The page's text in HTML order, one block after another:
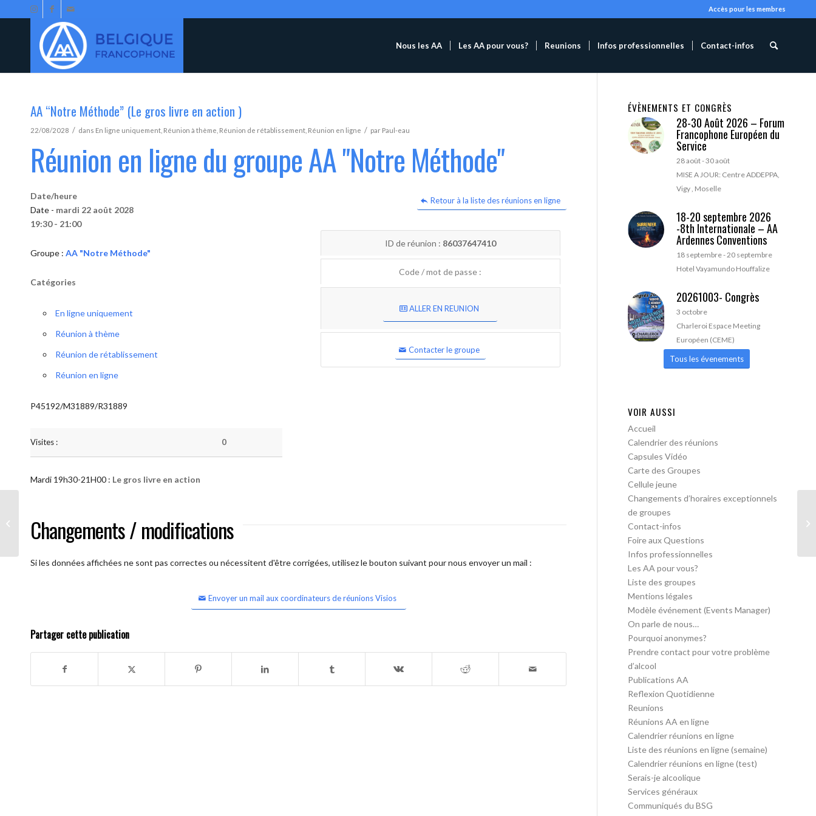
Accès pour les membres
Nous les AA Les AA pour vous? Reunions Infos professionnelles Contact-infos
AA “Notre Méthode” (Le gros livre en action )
22/08/2028 / dans En ligne uniquement Réunion à thème Réunion de rétablissement Réunion en ligne / par Paul-eau
Réunion en ligne du groupe AA "Notre Méthode"
Retour à la liste des réunions en ligne
Date/heure
Date - mardi 22 août 2028
19:30 - 21:00
Groupe : AA "Notre Méthode"
Catégories
En ligne uniquement
Réunion à thème
Réunion de rétablissement
Réunion en ligne
P45192/M31889/R31889
Visites : 0
ID de réunion : 86037647410
Code / mot de passe :
ALLER EN REUNION
Contacter le groupe
Mardi 19h30-21H00 : Le gros livre en action
Changements / modifications
Si les données affichées ne sont pas correctes ou nécessitent d'être corrigées, utilisez le bouton suivant pour nous envoyer un mail :
Envoyer un mail aux coordinateurs de réunions Visios
Partager cette publication
ÉVÈNEMENTS ET CONGRÈS
28-30 Août 2026 – Forum
Francophone Européen du
Service
28 août-30 août
MISE A JOUR: Centre ADDEPPA,
Vigy , Moselle
18-20 septembre 2026
-8th Internationale – AA
Ardennes Conventions
18 septembre-20 septembre
Hotel Vayamundo Houffalize
20261003- Congrès
3 octobre
Charleroi Espace Meeting
Européen (CEME)
Tous les évenements
VOIR AUSSI
Accueil
Calendrier des réunions
Capsules Vidéo
Carte des Groupes
Cellule jeune
Changements d’horaires exceptionnels
de groupes
Contact-infos
Foire aux Questions
Infos professionnelles
Les AA pour vous?
Liste des groupes
Mentions légales
Modèle événement (Events Manager)
On parle de nous…
Pourquoi anonymes?
Prendre contact pour votre problème
d’alcool
Publications AA
Reflexion Quotidienne
Reunions
Réunions AA en ligne
Calendrier réunions en ligne
Liste des réunions en ligne (semaine)
Calendrier réunions en ligne (test)
Serais-je alcoolique
Services généraux
Communiqués du BSG
action )